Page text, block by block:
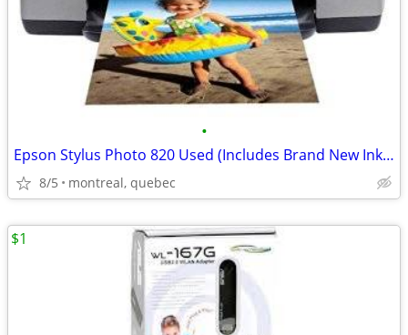
•
Epson Stylus Photo 820 Used (Includes Brand New Ink Cartridges)
8/5 montreal, quebec
$1